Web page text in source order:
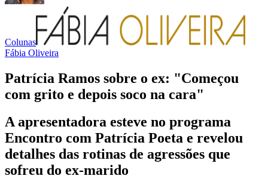
Colunas
Fábia Oliveira
Patrícia Ramos sobre o ex: "Começou
com grito e depois soco na cara"
A apresentadora esteve no programa
Encontro com Patrícia Poeta e revelou
detalhes das rotinas de agressões que
sofreu do ex-marido